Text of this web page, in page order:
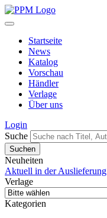
Startseite
News
Katalog
Vorschau
Händler
Verlage
Über uns
Login
Suche
Neuheiten
Aktuell in der Auslieferung
Verlage
Kategorien